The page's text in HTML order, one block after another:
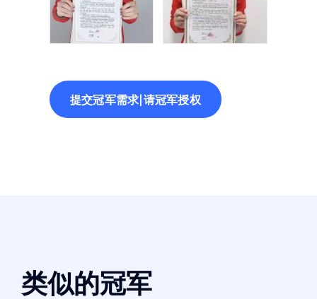
提交冠军需求|请冠军授权
类似的冠军